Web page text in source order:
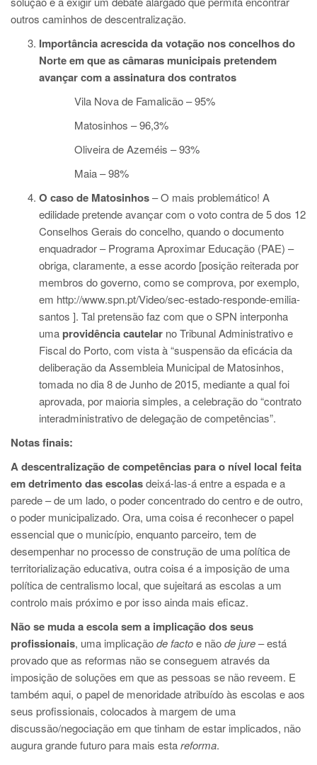
outros caminhos de descentralização.
Importância acrescida da votação nos concelhos do
Norte em que as câmaras municipais pretendem
avançar com a assinatura dos contratos
Vila Nova de Famalicão – 95%
Matosinhos – 96,3%
Oliveira de Azeméis – 93%
Maia – 98%
O caso de Matosinhos– O mais problemático! A
edilidade pretende avançar com o voto contra de 5 dos 12
Conselhos Gerais do concelho, quando o documento
enquadrador – Programa Aproximar Educação (PAE) –
obriga, claramente, a esse acordo [posição reiterada por
membros do governo, como se comprova, por exemplo,
em http://www.spn.pt/Video/sec-estado-responde-emilia-
santos ]. Tal pretensão faz com que o SPN interponha
umaprovidência cautelar no Tribunal Administrativo e
Fiscal do Porto, com vista à “suspensão da eficácia da
deliberação da Assembleia Municipal de Matosinhos,
tomada no dia 8 de Junho de 2015, mediante a qual foi
aprovada, por maioria simples, a celebração do “contrato
interadministrativo de delegação de competências”.
Notas finais:
A descentralização de competências para o nível local feita
em detrimento das escolasdeixá-las-á entre a espada e a
parede – de um lado, o poder concentrado do centro e de outro,
o poder municipalizado. Ora, uma coisa é reconhecer o papel
essencial que o município, enquanto parceiro, tem de
desempenhar no processo de construção de uma política de
territorialização educativa, outra coisa é a imposição de uma
política de centralismo local, que sujeitará as escolas a um
controlo mais próximo e por isso ainda mais eficaz.
Não se muda a escola sem a implicação dos seus
profissionais, uma implicaçãode factoe nãode jure– está
provado que as reformas não se conseguem através da
imposição de soluções em que as pessoas se não reveem. E
também aqui, o papel de menoridade atribuído às escolas e aos
seus profissionais, colocados à margem de uma
discussão/negociação em que tinham de estar implicados, não
augura grande futuro para mais estareforma.